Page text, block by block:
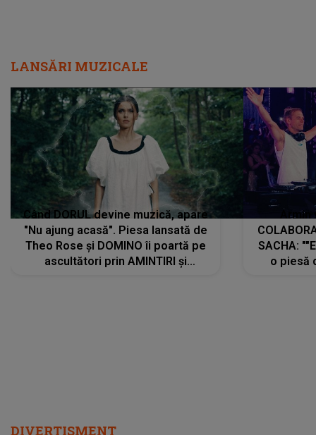
LANSĂRI MUZICALE
Când DORUL devine muzică, apare
"Nu ajung acasă". Piesa lansată de
Theo Rose și DOMINO îi poartă pe
ascultători prin AMINTIRI și
SACHA:
o piesă
DIVERTISMENT